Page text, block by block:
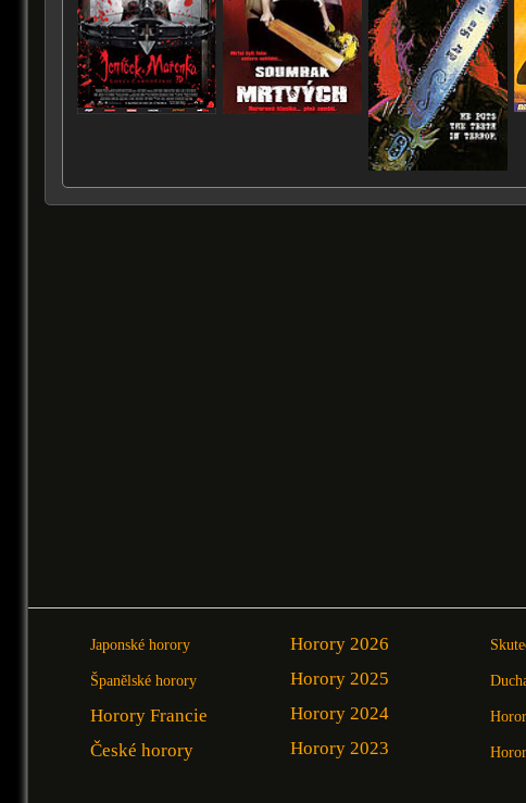
Japonské horory
Španělské horory
Horory Francie
České horory
Horory 2026
Horory 2025
Horory 2024
Horory 2023